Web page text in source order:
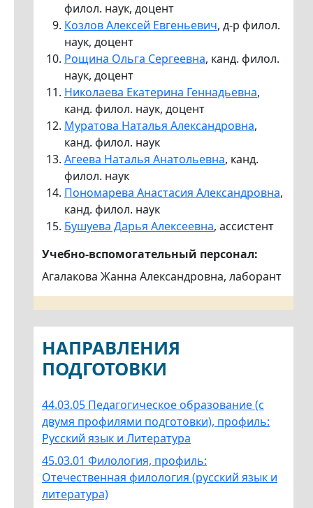
филол. наук, доцент
Козлов Алексей Евгеньевич, д-р филол.
наук, доцент
Рощина Ольга Сергеевна, канд. филол.
наук, доцент
Николаева Екатерина Геннадьевна,
канд. филол. наук, доцент
Муратова Наталья Александровна,
канд. филол. наук
Агеева Наталья Анатольевна, канд.
филол. наук
Пономарева Анастасия Александровна,
канд. филол. наук
Бушуева Дарья Алексеевна, ассистент
Учебно-вспомогательный персонал:
Агалакова Жанна Александровна, лаборант
НАПРАВЛЕНИЯ
ПОДГОТОВКИ
44.03.05 Педагогическое образование (с
двумя профилями подготовки), профиль:
Русский язык и Литература
45.03.01 Филология, профиль:
Отечественная филология (русский язык и
литература)